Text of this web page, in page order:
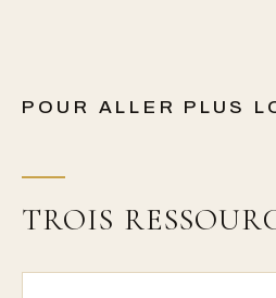
POUR ALLER PLUS
TROIS